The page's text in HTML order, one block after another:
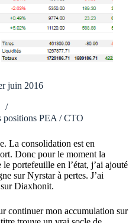
juin 2016
positions PEA / CTO
La consolidation est en
Donc pour le moment la
portefeuille en l’état, j’ai ajouté
sur Nyrstar à pertes. J’ai
Diaxhonit.
continuer mon accumulation sur